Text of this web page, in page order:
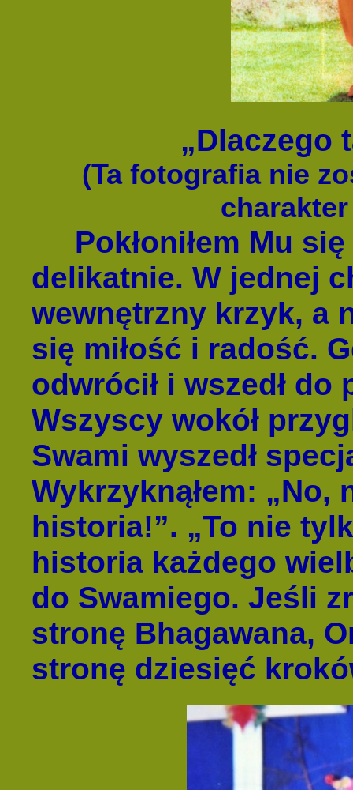
„Dlaczego
(Ta fotografia nie
Pokłoniłem Mu
delikatnie. W jednej
wewnętrzny krzyk, a
się miłość i radość.
odwrócił i wszedł
Wszyscy wokół
Swami wyszedł
Wykrzyknąłem: „No,
historia!”. „To nie
historia każdego
do Swamiego. Jeśli
stronę Bhagawana,
stronę dziesięć